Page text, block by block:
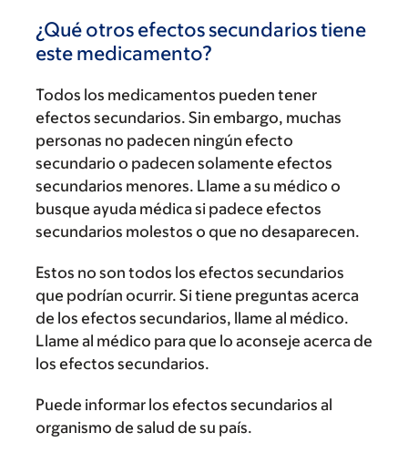
¿Qué otros efectos secundarios tiene
este medicamento?
Todos los medicamentos pueden tener
efectos secundarios. Sin embargo, muchas
personas no padecen ningún efecto
secundario o padecen solamente efectos
secundarios menores. Llame a su médico o
busque ayuda médica si padece efectos
secundarios molestos o que no desaparecen.
Estos no son todos los efectos secundarios
que podrían ocurrir. Si tiene preguntas acerca
de los efectos secundarios, llame al médico.
Llame al médico para que lo aconseje acerca de
los efectos secundarios.
Puede informar los efectos secundarios al
organismo de salud de su país.